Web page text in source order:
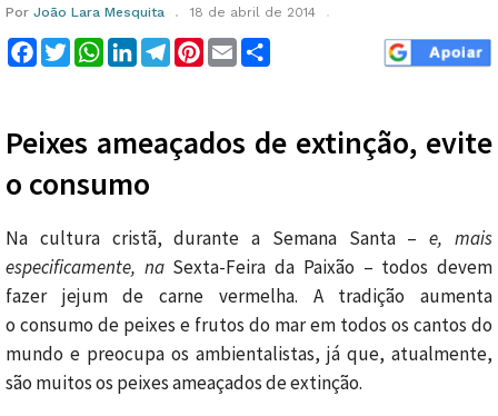
Por João Lara Mesquita 18 de abril de 2014
Facebook
TwitterWhatsApp
LinkedInTelegram
Pinterest
Email
Peixes ameaçados de extinção, evite
o consumo
Na cultura cristã, durante a Semana Santa –e, mais
especificamente, na Sexta-Feira da Paixão – todos devem
fazer jejum de carne vermelha. A tradição aumenta
o consumo de peixes e frutos do mar em todos os cantos do
mundo e preocupa os ambientalistas, já que, atualmente,
são muitos os peixes ameaçados de extinção.